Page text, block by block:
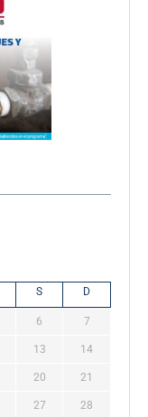
S D
6 7
13 14
20 21
27 28